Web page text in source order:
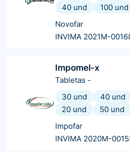
40 und
100 und
Novofar
INVIMA 2021M-
Impomel-x
Tabletas -
30 und
40 und
20 und
50 und
Impofar
INVIMA 2020M-